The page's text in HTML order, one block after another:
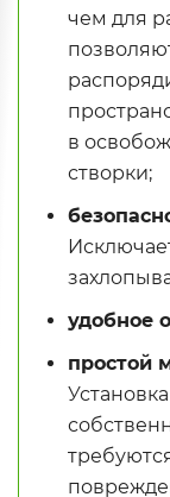
чем для
в
створки;
удобное
простой